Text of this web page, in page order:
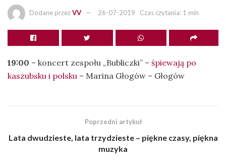
Dodane przezVV 26-07-2019 Czas czytania: 1 min
19:00 – koncert zespołu „Bubliczki” – śpiewają po
kaszubsku i polsku – Marina Głogów – Głogów
Poprzedni artykuł
Lata dwudzieste, lata trzydzieste – piękne czasy, piękna
muzyka